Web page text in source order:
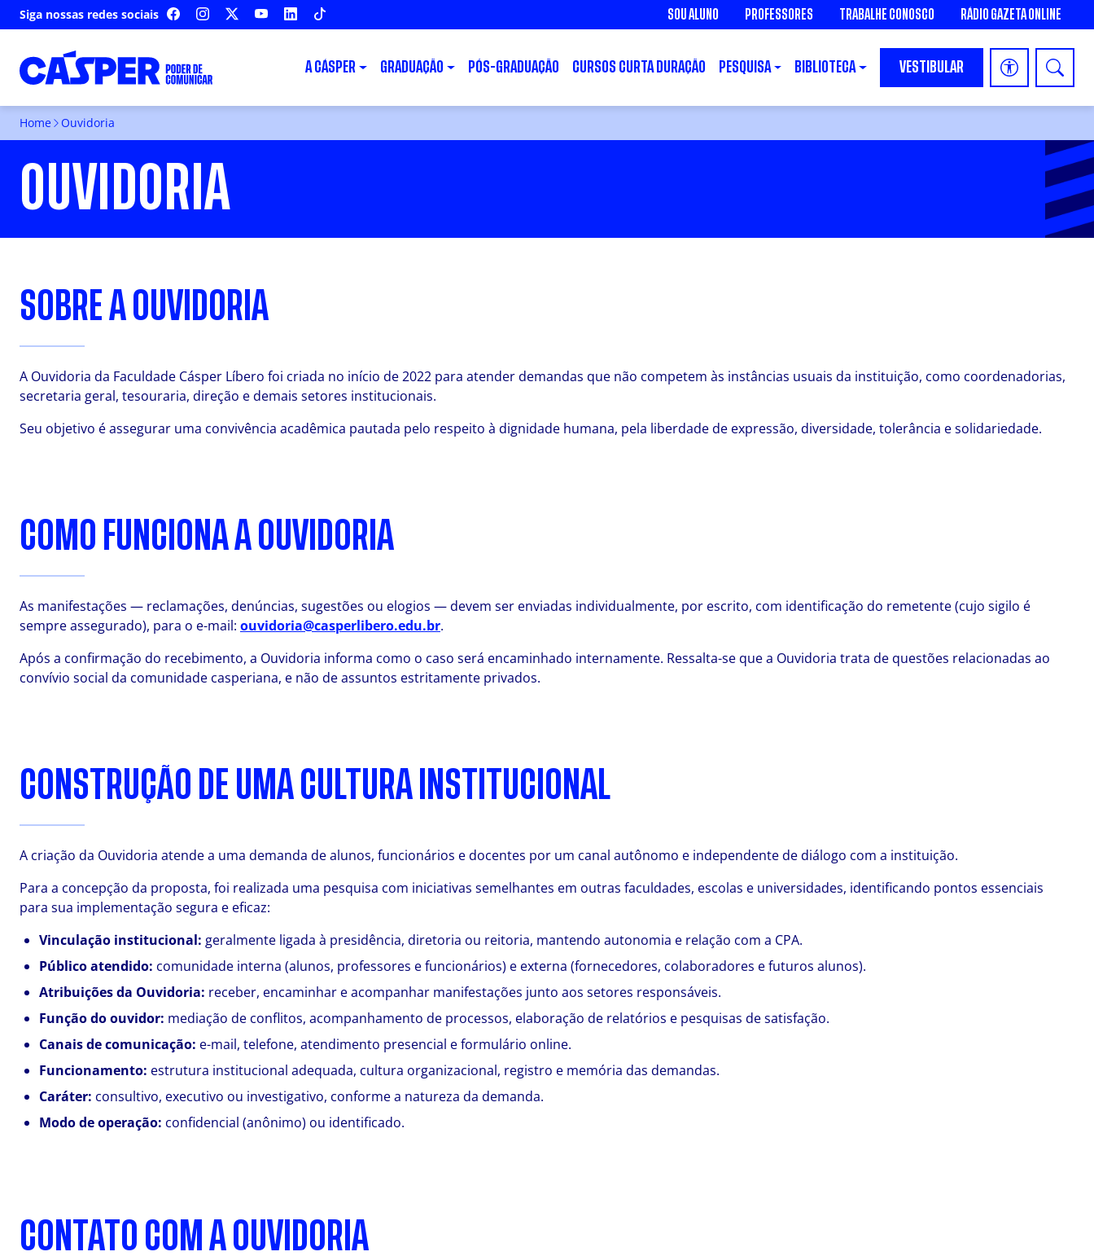
Siga nossas redes sociais FACEBOOKINSTAGRAM YOUTUBELINKEDIN SOU ALUNO PROFESSORES TRABALHE CONOSCO RÁDIO GAZETA ONLINE
A CÁSPER GRADUAÇÃO PÓS-GRADUAÇÃO CURSOS CURTA DURAÇÃO PESQUISA BIBLIOTECA VESTIBULAR
Home Ouvidoria
OUVIDORIA
SOBRE A OUVIDORIA
A Ouvidoria da Faculdade Cásper Líbero foi criada no início de 2022 para atender demandas que não competem às instâncias usuais da instituição, como coordenadorias,
secretaria geral, tesouraria, direção e demais setores institucionais.
Seu objetivo é assegurar uma convivência acadêmica pautada pelo respeito à dignidade humana, pela liberdade de expressão, diversidade, tolerância e solidariedade.
COMO FUNCIONA A OUVIDORIA
As manifestações — reclamações, denúncias, sugestões ou elogios — devem ser enviadas individualmente, por escrito, com identificação do remetente (cujo sigilo é
sempre assegurado), para o e-mail: ouvidoria@casperlibero.edu.br.
Após a confirmação do recebimento, a Ouvidoria informa como o caso será encaminhado internamente. Ressalta-se que a Ouvidoria trata de questões relacionadas ao
convívio social da comunidade casperiana, e não de assuntos estritamente privados.
CONSTRUÇÃO DE UMA CULTURA INSTITUCIONAL
A criação da Ouvidoria atende a uma demanda de alunos, funcionários e docentes por um canal autônomo e independente de diálogo com a instituição.
Para a concepção da proposta, foi realizada uma pesquisa com iniciativas semelhantes em outras faculdades, escolas e universidades, identificando pontos essenciais
para sua implementação segura e eficaz:
Vinculação institucional: geralmente ligada à presidência, diretoria ou reitoria, mantendo autonomia e relação com a CPA.
Público atendido: comunidade interna (alunos, professores e funcionários) e externa (fornecedores, colaboradores e futuros alunos).
Atribuições da Ouvidoria: receber, encaminhar e acompanhar manifestações junto aos setores responsáveis.
Função do ouvidor: mediação de conflitos, acompanhamento de processos, elaboração de relatórios e pesquisas de satisfação.
Canais de comunicação: e-mail, telefone, atendimento presencial e formulário online.
Funcionamento: estrutura institucional adequada, cultura organizacional, registro e memória das demandas.
Caráter: consultivo, executivo ou investigativo, conforme a natureza da demanda.
Modo de operação: confidencial (anônimo) ou identificado.
CONTATO COM A OUVIDORIA